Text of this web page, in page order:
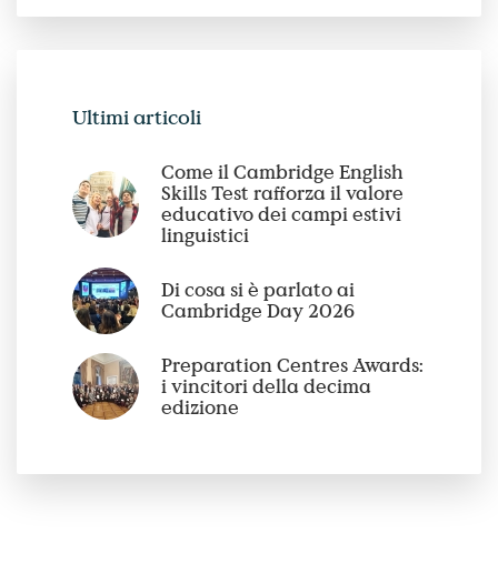
Ultimi articoli
Come il Cambridge English
Skills Test rafforza il valore
educativo dei campi estivi
linguistici
Di cosa si è parlato ai
Cambridge Day 2026
Preparation Centres Awards:
i vincitori della decima
edizione